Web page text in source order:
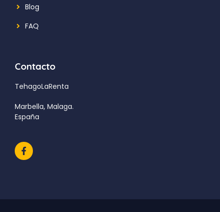
Blog
FAQ
Contacto
TehagoLaRenta
Marbella, Malaga.
España